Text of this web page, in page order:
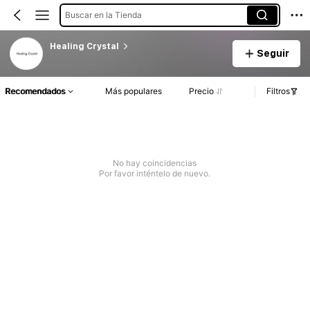
Buscar en la Tienda
Healing Crystal
Seguir
Recomendados Más populares Precio Filtros
No hay coincidencias
Por favor inténtelo de nuevo.